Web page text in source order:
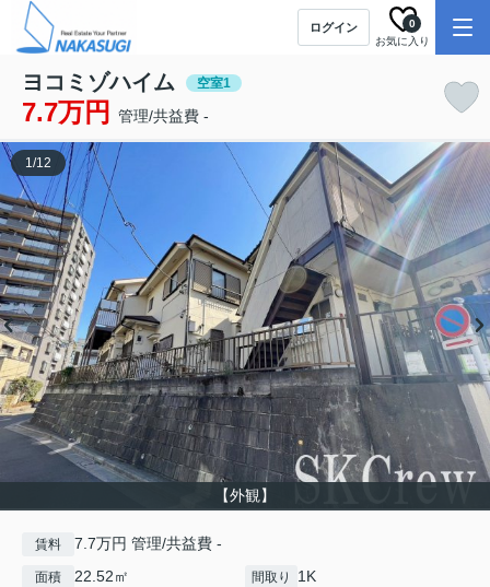
ログイン
お気に入り
0
ヨコミゾハイム 空室1
7.7万円 管理/共益費 -
【外観】
1/12
賃料 7.7万円 管理/共益費 -
面積 22.52㎡ 間取り 1K